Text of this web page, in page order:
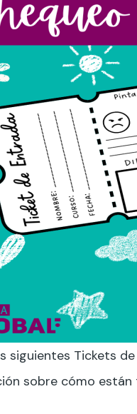
siguientes Tickets
sobre cómo